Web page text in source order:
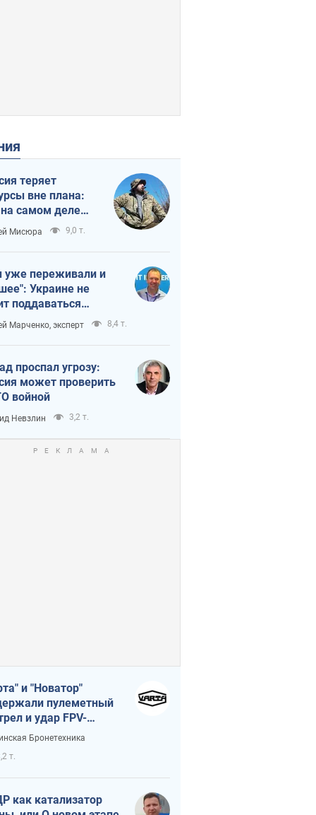
теряет
вне плана:
на самом деле
темп войны
Мисюра 9,0 т.
переживали и
Украине не
поддаваться
из-за
террора
Марченко, эксперт 8,4 т.
проспал угрозу:
может проверить
войной
Невзлин 3,2 т.
и "Новатор"
пулеметный
и удар FPV-
сохранив жизнь
Бронетехника
т.
как катализатор